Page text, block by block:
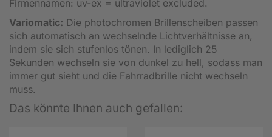
Firmennamen: uv-ex = ultraviolet excluded.
Variomatic: Die photochromen Brillenscheiben passen
sich automatisch an wechselnde Lichtverhältnisse an,
indem sie sich stufenlos tönen. In lediglich 25
Sekunden wechseln sie von dunkel zu hell, sodass man
immer gut sieht und die Fahrradbrille nicht wechseln
muss.
Das könnte Ihnen auch gefallen: